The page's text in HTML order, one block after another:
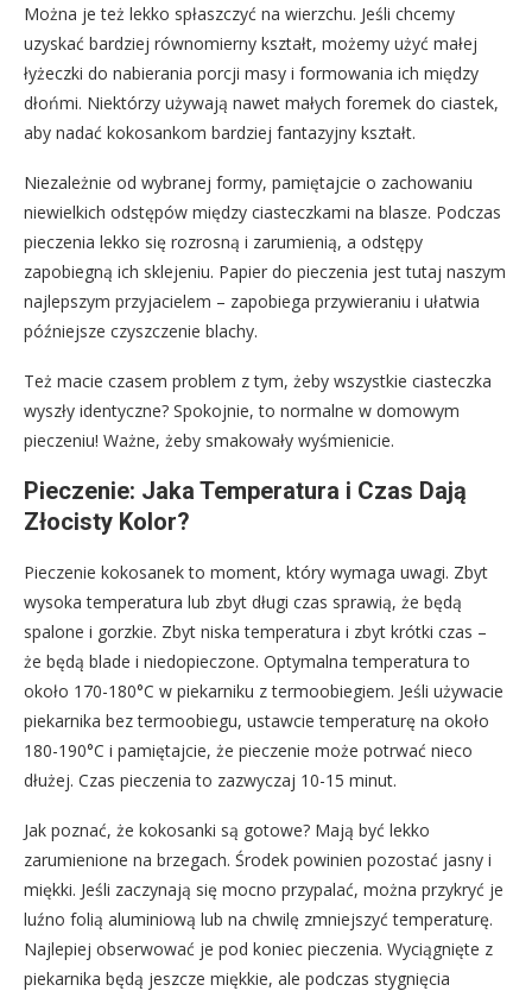
Można je też lekko spłaszczyć na wierzchu. Jeśli chcemy
uzyskać bardziej równomierny kształt, możemy użyć małej
łyżeczki do nabierania porcji masy i formowania ich między
dłońmi. Niektórzy używają nawet małych foremek do ciastek,
aby nadać kokosankom bardziej fantazyjny kształt.
Niezależnie od wybranej formy, pamiętajcie o zachowaniu
niewielkich odstępów między ciasteczkami na blasze. Podczas
pieczenia lekko się rozrosną i zarumienią, a odstępy
zapobiegną ich sklejeniu. Papier do pieczenia jest tutaj naszym
najlepszym przyjacielem – zapobiega przywieraniu i ułatwia
późniejsze czyszczenie blachy.
Też macie czasem problem z tym, żeby wszystkie ciasteczka
wyszły identyczne? Spokojnie, to normalne w domowym
pieczeniu! Ważne, żeby smakowały wyśmienicie.
Pieczenie: Jaka Temperatura i Czas Dają
Złocisty Kolor?
Pieczenie kokosanek to moment, który wymaga uwagi. Zbyt
wysoka temperatura lub zbyt długi czas sprawią, że będą
spalone i gorzkie. Zbyt niska temperatura i zbyt krótki czas –
że będą blade i niedopieczone. Optymalna temperatura to
około 170-180°C w piekarniku z termoobiegiem. Jeśli używacie
piekarnika bez termoobiegu, ustawcie temperaturę na około
180-190°C i pamiętajcie, że pieczenie może potrwać nieco
dłużej. Czas pieczenia to zazwyczaj 10-15 minut.
Jak poznać, że kokosanki są gotowe? Mają być lekko
zarumienione na brzegach. Środek powinien pozostać jasny i
miękki. Jeśli zaczynają się mocno przypalać, można przykryć je
luźno folią aluminiową lub na chwilę zmniejszyć temperaturę.
Najlepiej obserwować je pod koniec pieczenia. Wyciągnięte z
piekarnika będą jeszcze miękkie, ale podczas stygnięcia